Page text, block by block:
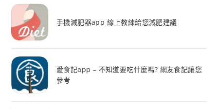
手機減肥器app 線上教練給您減肥建議
愛食記app – 不知道要吃什麼嗎? 網友食記讓您
參考